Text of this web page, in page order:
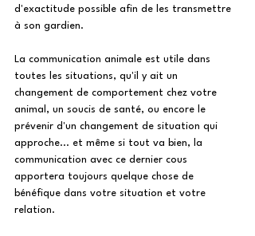
d'exactitude possible afin de les transmettre
à son gardien.
La communication animale est utile dans
toutes les situations, qu'il y ait un
changement de comportement chez votre
animal, un soucis de santé, ou encore le
prévenir d'un changement de situation qui
approche... et même si tout va bien, la
communication avec ce dernier cous
apportera toujours quelque chose de
bénéfique dans votre situation et votre
relation.